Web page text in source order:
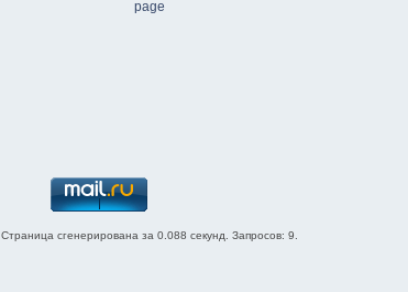
Страница сгенерирована за 0.088 секунд. Запросов: 9.